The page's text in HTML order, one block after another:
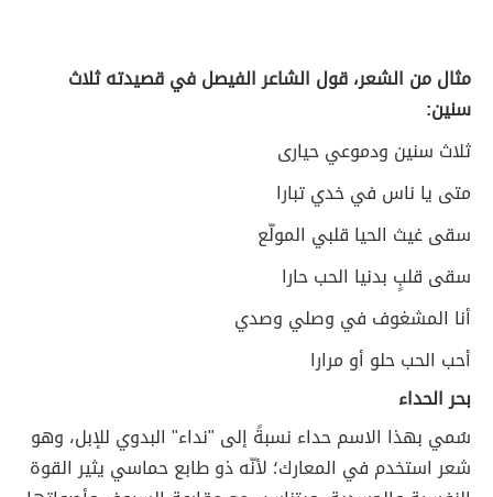
مثال من الشعر، قول الشاعر الفيصل في قصيدته ثلاث
سنين:
ثلاث سنين ودموعي حيارى
متى يا ناس في خدي تبارا
سقى غيث الحيا قلبي المولّع
سقى قلبٍ بدنيا الحب حارا
أنا المشغوف في وصلي وصدي
أحب الحب حلو أو مرارا
بحر الحداء
سُمي بهذا الاسم حداء نسبةً إلى "نداء" البدوي للإبل، وهو
شعر استخدم في المعارك؛ لأنّه ذو طابع حماسي يثير القوة